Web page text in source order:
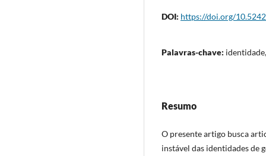
DOI: https://doi.org/
Palavras-chave:
Resumo
O presente artigo busca
instável das identidades de